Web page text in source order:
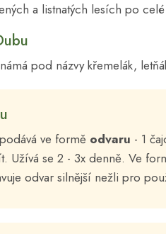
a listnatých lesích po
pod názvy křemelák,
ve formě odvaru - 1
Užívá se 2 - 3x denně. Ve
odvar silnější nežli pro